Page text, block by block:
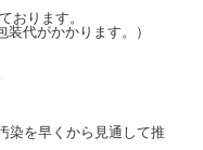
おります。
代がかかります。）
染を早くから見通して推